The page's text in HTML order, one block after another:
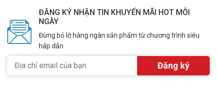
ĐĂNG KÝ NHẬN TIN KHUYẾN MÃI HOT MỖI
NGÀY
Đừng bỏ lỡ hàng ngàn sản phẩm từ chương trình siêu
hấp dẫn